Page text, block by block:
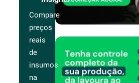
Compare
preços
reais
de
insumos
na